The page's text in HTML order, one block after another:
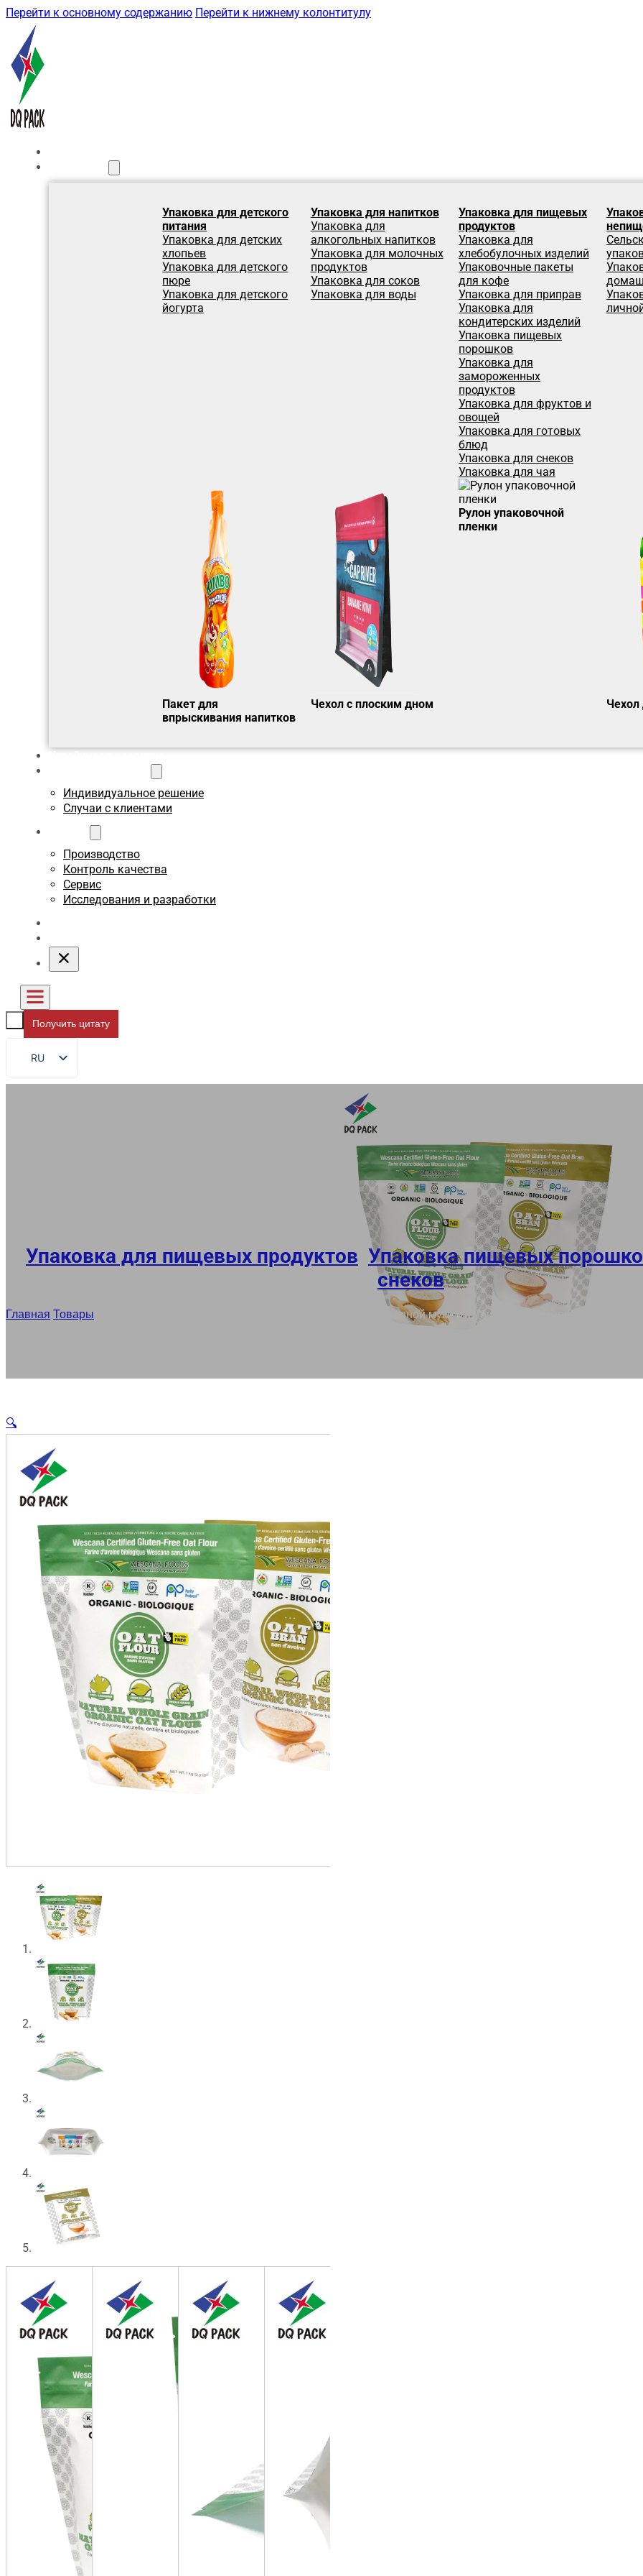
Перейти к основному содержанию Перейти к нижнему колонтитулу
Упаковка для детского
питания
Упаковка для детских
хлопьев
Упаковка для детского
пюре
Упаковка для детского
йогурта
Упаковка для напитков
Упаковка для
алкогольных напитков
Упаковка для молочных
продуктов
Упаковка для соков
Упаковка для воды
Упаковка для пищевых
продуктов
Упаковка для
хлебобулочных изделий
Упаковочные пакеты
для кофе
Упаковка для приправ
Упаковка для
кондитерских изделий
Упаковка пищевых
порошков
Упаковка для
замороженных
продуктов
Упаковка для фруктов и
овощей
Упаковка для готовых
блюд
Упаковка для снеков
Упаковка для чая
Пакет для
впрыскивания напитков
Чехол с плоским дном
Рулон упаковочной
пленки
Чехол
Индивидуальное решение
Случаи с клиентами
Производство
Контроль качества
Сервис
Исследования и разработки
Получить цитату
RU
EN
Упаковка для пищевых продуктов Упаковка пищевых
снеков
Главная Товары Оптовая продажа герметичный Stand Up пакеты для овсяной муки отруби упаковка герметичный
🔍